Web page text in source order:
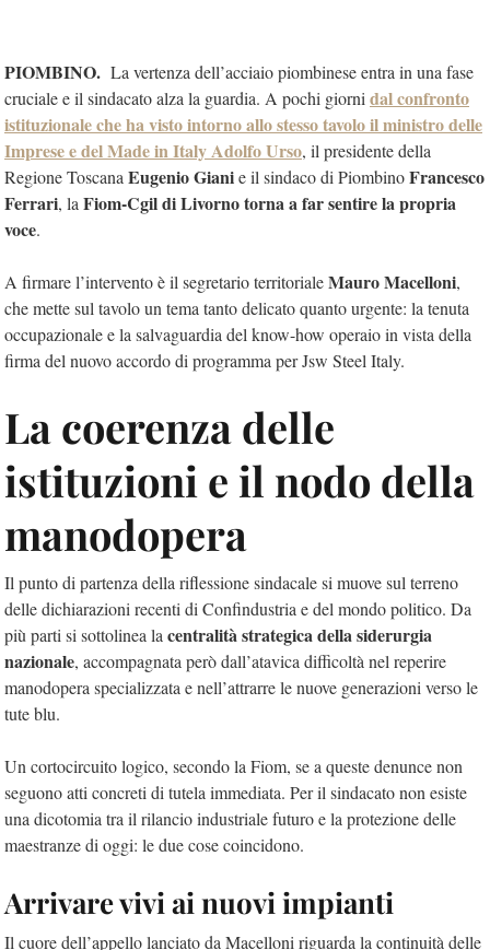
PIOMBINO. La vertenza dell’acciaio piombinese entra in una fase
cruciale e il sindacato alza la guardia. A pochi giornidal confronto
istituzionale che ha visto intorno allo stesso tavolo il ministro delle
Imprese e del Made in ItalyAdolfo Urso, il presidente della
Regione ToscanaEugenio Gianie il sindaco di PiombinoFrancesco
Ferrari, laFiom-Cgil di Livorno torna a far sentire la propria
voce.
A firmare l’intervento è il segretario territorialeMauro Macelloni,
che mette sul tavolo un tema tanto delicato quanto urgente: la tenuta
occupazionale e la salvaguardia del know-how operaio in vista della
firma del nuovo accordo di programma per Jsw Steel Italy.
La coerenza delle
istituzioni e il nodo della
manodopera
Il punto di partenza della riflessione sindacale si muove sul terreno
delle dichiarazioni recenti di Confindustria e del mondo politico. Da
più parti si sottolinea lacentralità strategica della siderurgia
nazionale, accompagnata però dall’atavica difficoltà nel reperire
manodopera specializzata e nell’attrarre le nuove generazioni verso le
tute blu.
Un cortocircuito logico, secondo la Fiom, se a queste denunce non
seguono atti concreti di tutela immediata. Per il sindacato non esiste
una dicotomia tra il rilancio industriale futuro e la protezione delle
maestranze di oggi: le due cose coincidono.
Arrivare vivi ai nuovi impianti
Il cuore dell’appello lanciato da Macelloni riguarda la continuità delle